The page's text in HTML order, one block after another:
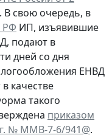
. В свою очередь, в
РФ ИП, изъявившие
подают в
дней со дня
ЕНВД
качестве
такого
приказом
№ ММВ-7-6/941@.